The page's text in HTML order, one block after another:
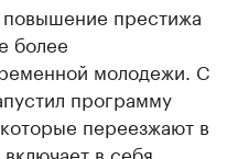
повышение престижа
более
молодежи. С
программу
переезжают в
в себя